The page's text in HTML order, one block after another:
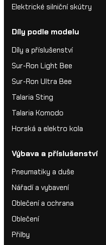
Elektrické silniční skútry
Díly podle modelu
Díly a příslušenství
Sur-Ron Light Bee
Sur-Ron Ultra Bee
Talaria Sting
Talaria Komodo
Horská a elektro kola
Výbava a příslušenství
Pneumatiky a duše
Nářadí a vybavení
Oblečení a ochrana
Oblečení
Přilby